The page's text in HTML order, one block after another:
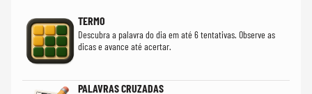
TERMO
Descubra a palavra do dia em até 6 tentativas. Observe as
dicas e avance até acertar.
PALAVRAS CRUZADAS